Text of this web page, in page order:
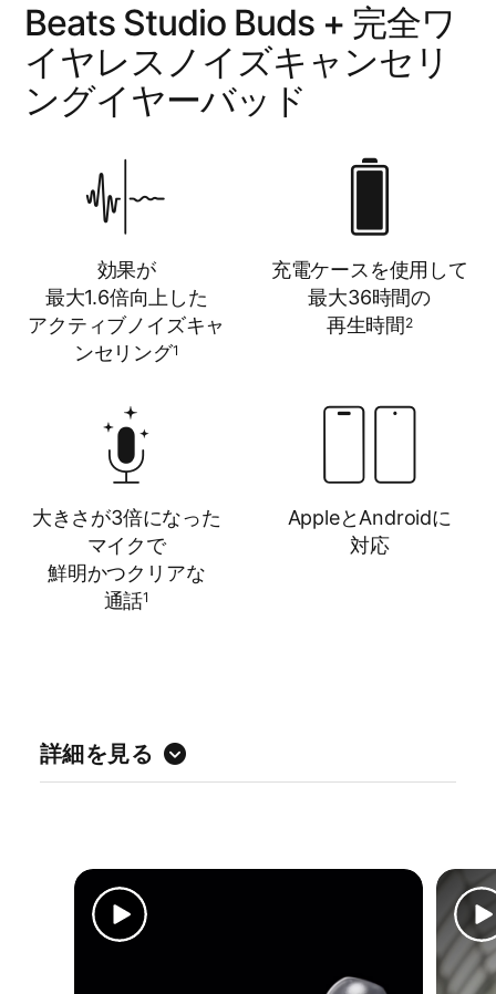
Beats Studio Buds + 完全ワ
イヤレスノイズキャンセリ
ングイヤーバッド
効果が​​
最大1.6倍向上した​​
アクティブノイズキャ
ンセリング1
充電ケースを​​使用して​​
最大36時間の​​
再生時間 2
大きさが​​3倍に​​なった​​
マイクで​​
鮮明かつクリアな​​
通話1
Appleと​​Androidに​​
対応
詳細を見る
アコースティックプラットフォームで、​​
パワフルで​​臨場感​あ​ふれる​​サウンドを​​実現
周囲の​​環境に​​対応、​​音楽に​​没頭できる​​
アクティブノイズキャンセリング​（ANC）